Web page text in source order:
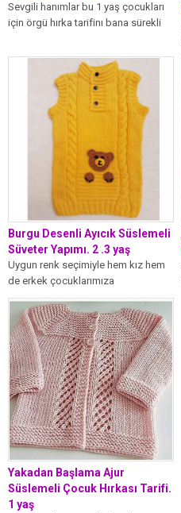
Sevgili hanımlar bu 1 yaş çocukları
için örgü hırka tarifinı bana sürekli
Burgu Desenli Ayıcık Süslemeli
Süveter Yapımı. 2 .3 yaş
Uygun renk seçimiyle hem kız hem
de erkek çocuklarımıza
yapabileceğimiz güzel bir model.
Malzemeler: Sarı...
Yakadan Başlama Ajur
Süslemeli Çocuk Hırkası Tarifi.
1 yaş